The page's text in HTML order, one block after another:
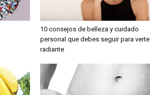
10 consejos de belleza y cuidado
personal que debes seguir para verte
radiante